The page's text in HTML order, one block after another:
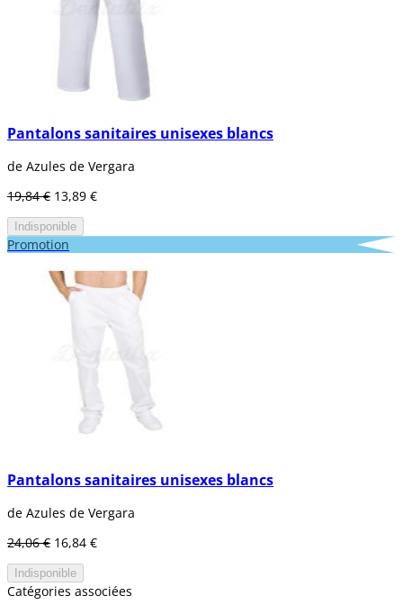
Pantalons sanitaires unisexes blancs
de Azules de Vergara
19,84 € 13,89 €
Indisponible
Promotion
Pantalons sanitaires unisexes blancs
de Azules de Vergara
24,06 € 16,84 €
Indisponible
Catégories associées